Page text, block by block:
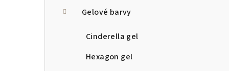
Gelové barvy
Cinderella gel
Hexagon gel